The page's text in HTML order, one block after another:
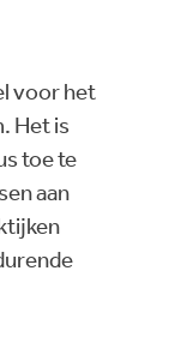
voor het
Het is
toe te
aan